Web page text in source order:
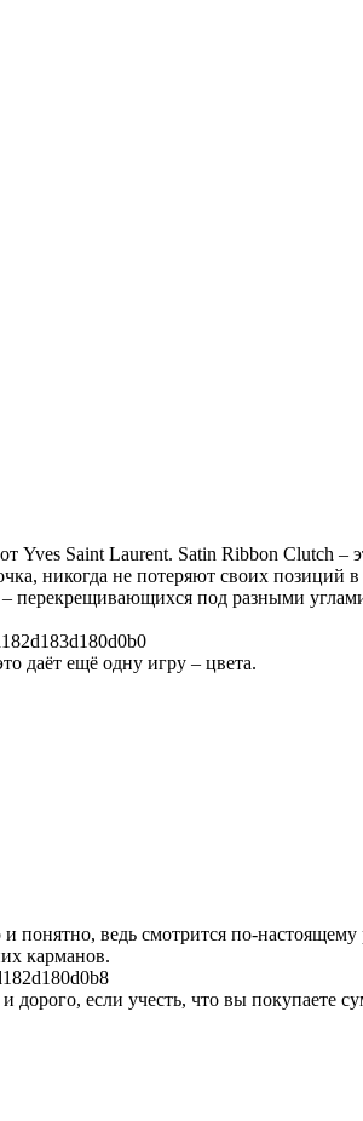
Yves Saint Laurent. Satin Ribbon Clutch
никогда не потеряют своих позиций
перекрещивающихся под разными
даёт ещё одну игру – цвета.
понятно, ведь смотрится по-
карманов.
дорого, если учесть, что вы покупаете